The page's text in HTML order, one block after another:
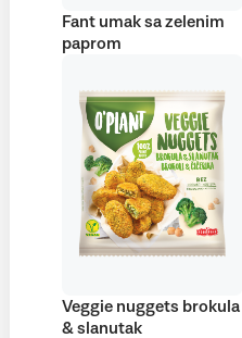
Fant umak sa zelenim
paprom
Veggie nuggets brokula
& slanutak